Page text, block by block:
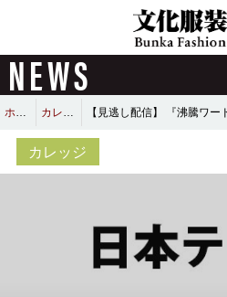
NEWS
ホーム カレッジ
カレッジ